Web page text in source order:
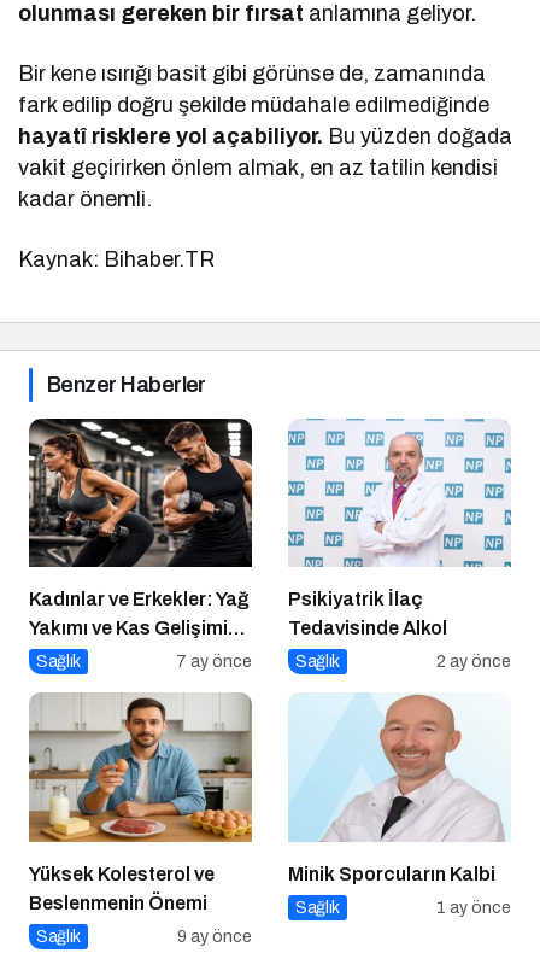
olunması gereken bir fırsat anlamına geliyor.
Bir kene ısırığı basit gibi görünse de, zamanında
fark edilip doğru şekilde müdahale edilmediğinde
hayatî risklere yol açabiliyor. Bu yüzden doğada
vakit geçirirken önlem almak, en az tatilin kendisi
kadar önemli.
Kaynak: Bihaber.TR
Benzer Haberler
Kadınlar ve Erkekler: Yağ
Yakımı ve Kas Gelişimi
Arasındaki Farklar
Sağlık 7 ay önce
Psikiyatrik İlaç
Tedavisinde Alkol
Sağlık 2 ay önce
Yüksek Kolesterol ve
Beslenmenin Önemi
Sağlık 9 ay önce
Minik Sporcuların Kalbi
Sağlık 1 ay önce